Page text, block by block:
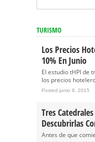
TURISMO
Los Precios
10% En Junio
El estudio tHPI de
los precios
Posted junio 9, 2015
Tres
Descubrirlas
Antes de que